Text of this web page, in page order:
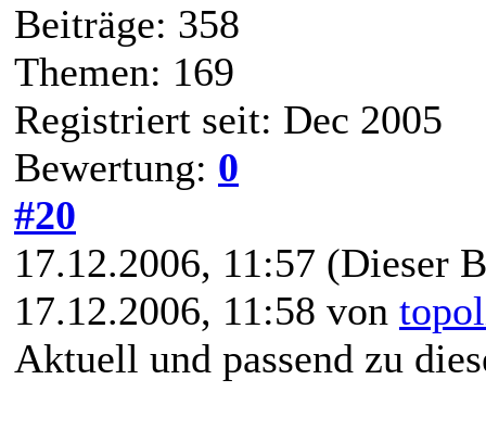
Beiträge: 358
Themen: 169
Registriert seit: Dec 2005
Bewertung: 0
#20
17.12.2006, 11:57 (Dieser
17.12.2006, 11:58 von
Aktuell und passend zu